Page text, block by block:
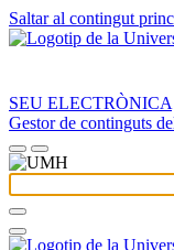
Saltar al contingut
SEU ELECTRÒNICA
Gestor de continguts